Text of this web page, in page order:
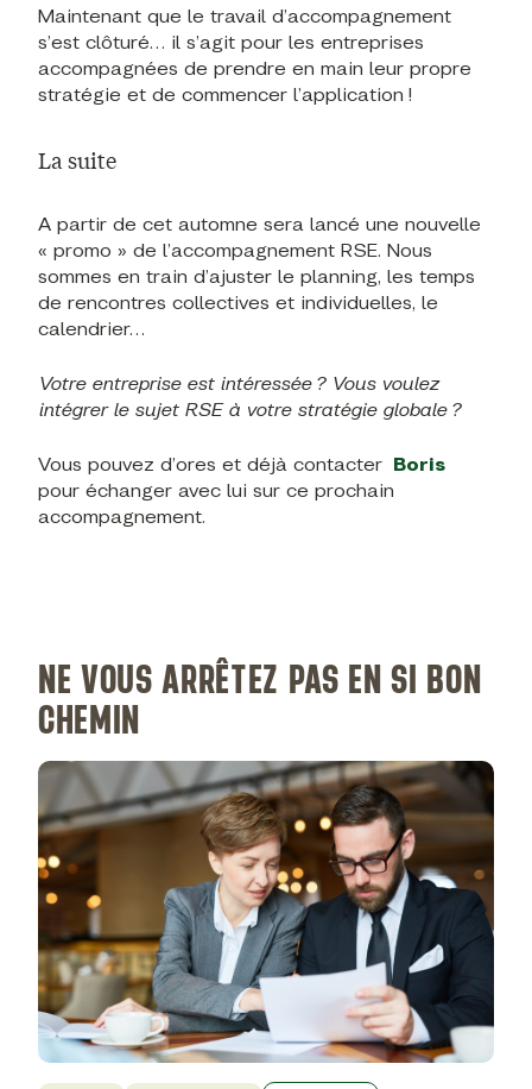
Maintenant que le travail d’accompagnement
s’est clôturé… il s’agit pour les entreprises
accompagnées de prendre en main leur propre
stratégie et de commencer l’application !
La suite
A partir de cet automne sera lancé une nouvelle
« promo » de l’accompagnement RSE. Nous
sommes en train d’ajuster le planning, les temps
de rencontres collectives et individuelles, le
calendrier…
Votre entreprise est intéressée ? Vous voulez
intégrer le sujet RSE à votre stratégie globale ?
Vous pouvez d’ores et déjà contacter Boris
pour échanger avec lui sur ce prochain
accompagnement.
NE VOUS ARRÊTEZ PAS EN SI BON
CHEMIN